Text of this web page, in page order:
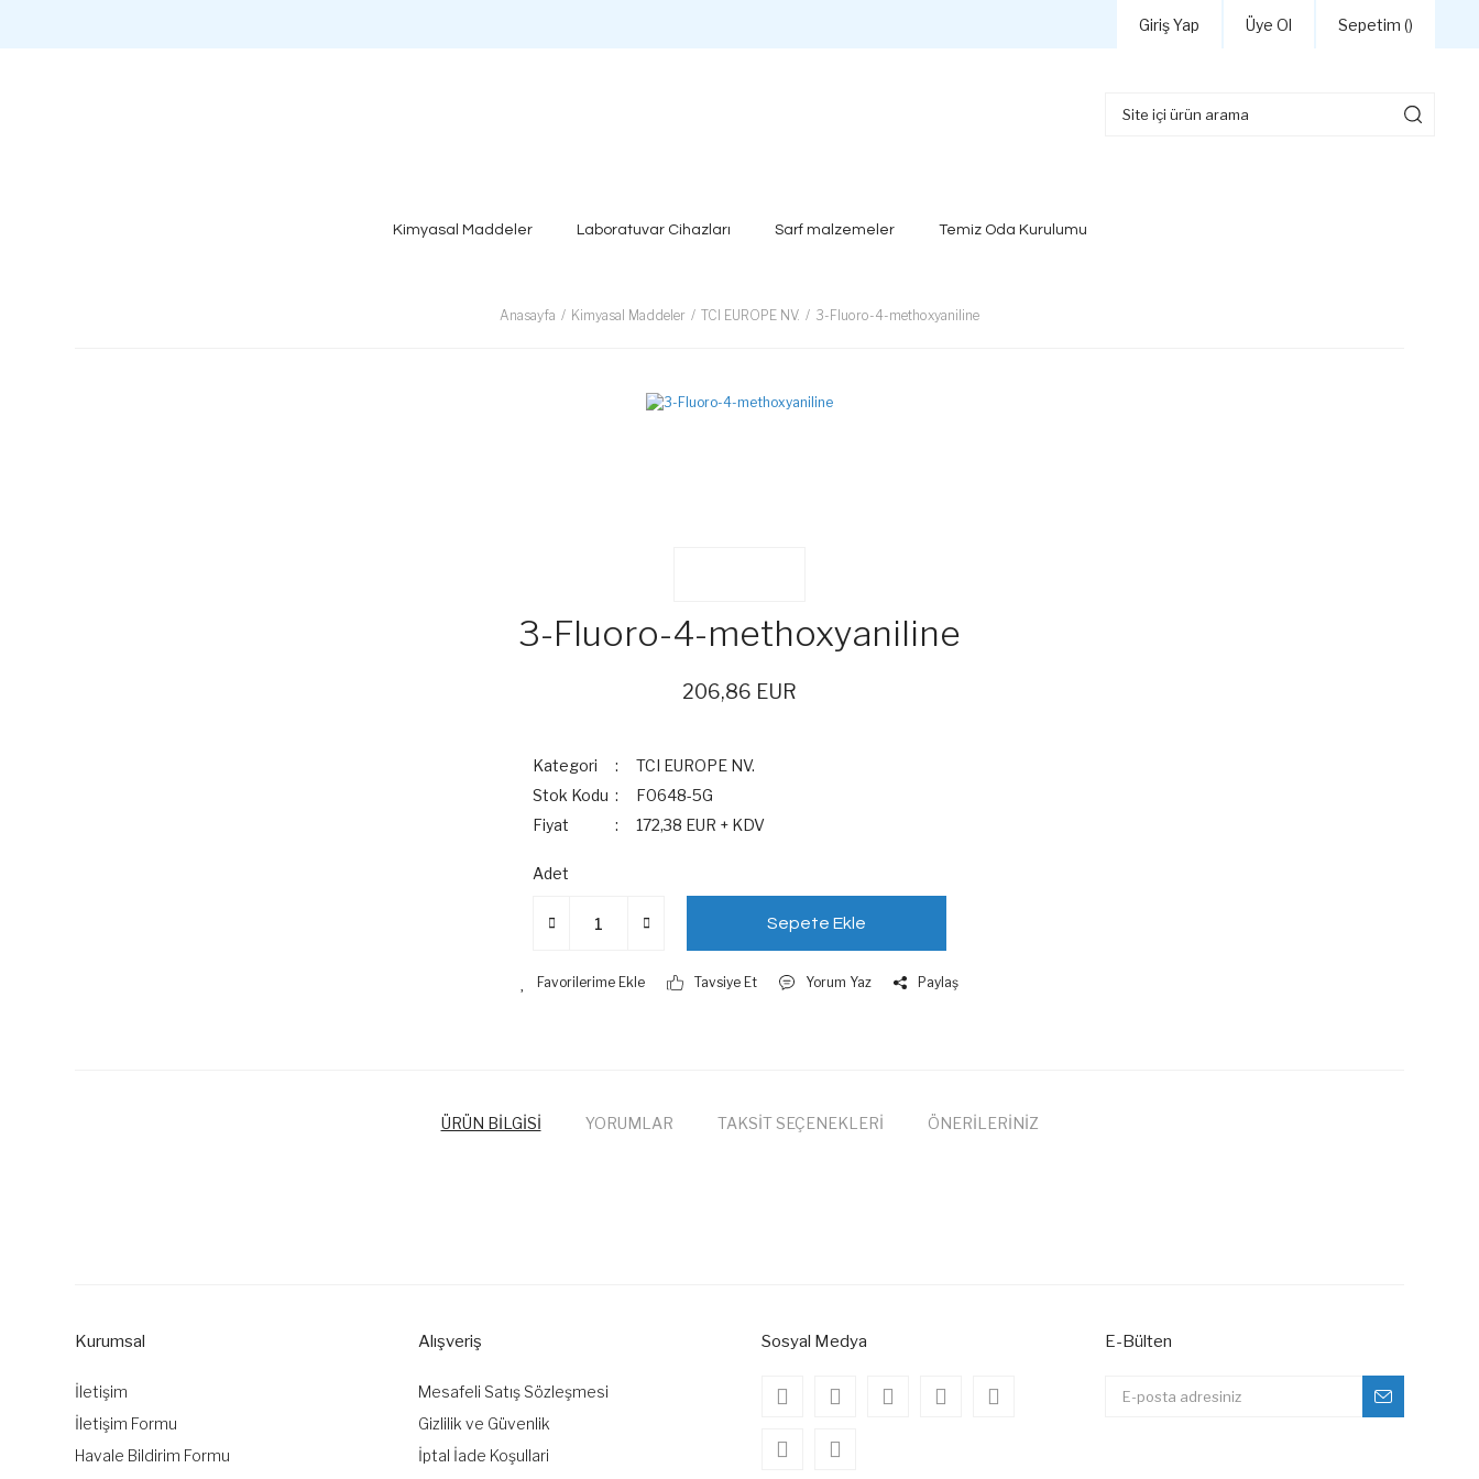
Giriş Yap Üye Ol Sepetim ()
Kimyasal Maddeler Laboratuvar Cihazları Sarf malzemeler Temiz Oda Kurulumu
Anasayfa Kimyasal Maddeler TCI EUROPE NV. 3-Fluoro-4-methoxyaniline
3-Fluoro-4-methoxyaniline
206,86 EUR
Kategori
TCI EUROPE NV.
Stok Kodu
F0648-5G
Fiyat
172,38 EUR + KDV
Adet
Sepete Ekle
Tavsiye Et Yorum Yaz Paylaş
ÜRÜN BİLGİSİ YORUMLAR TAKSİT SEÇENEKLERİ ÖNERİLERİNİZ
Ürün bilgilerinde hatalar bulunuyor.
Bu ürüne benzer farklı alternatifler olmalı.
Kurumsal
İletişim
İletişim Formu
Havale Bildirim Formu
Alışveriş
Mesafeli Satış Sözleşmesi
Gizlilik ve Güvenlik
İptal İade Koşullari
Sosyal Medya E-Bülten